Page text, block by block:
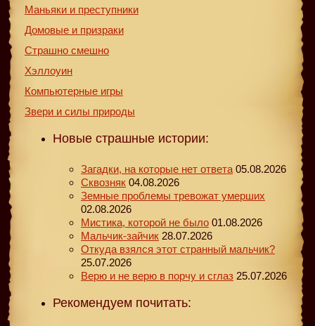
Маньяки и преступники
Домовые и призраки
Страшно смешно
Хэллоуин
Компьютерные игры
Звери и силы природы
Новые страшные истории:
Загадки, на которые нет ответа 05.08.2026
Сквозняк 04.08.2026
Земные проблемы тревожат умерших
02.08.2026
Мистика, которой не было 01.08.2026
Мальчик-зайчик 28.07.2026
Откуда взялся этот странный мальчик?
25.07.2026
Верю и не верю в порчу и сглаз 25.07.2026
Рекомендуем почитать: